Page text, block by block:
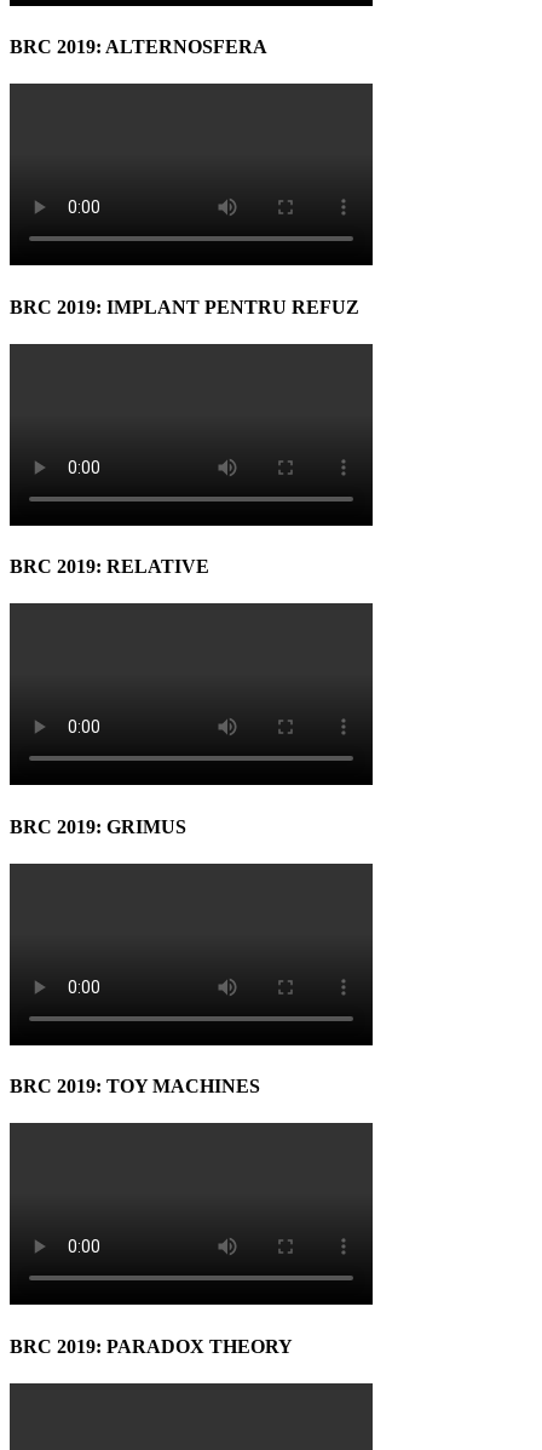
BRC 2019: ALTERNOSFERA
BRC 2019: IMPLANT PENTRU REFUZ
BRC 2019: RELATIVE
BRC 2019: GRIMUS
BRC 2019: TOY MACHINES
BRC 2019: PARADOX THEORY